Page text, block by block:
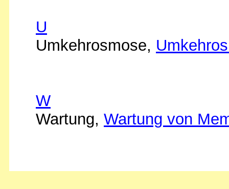
U
Umkehrosmose,
W
Wartung, Wartung von